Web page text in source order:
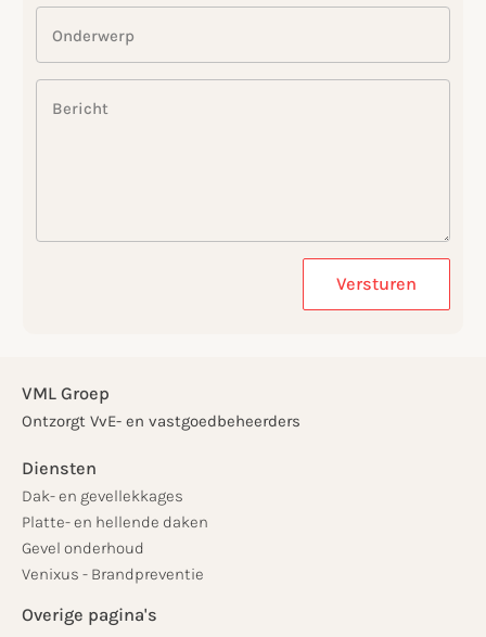
Onderwerp
Bericht
Versturen
VML Groep
Ontzorgt VvE- en vastgoedbeheerders
Diensten
Dak- en gevellekkages
Platte- en hellende daken
Gevel onderhoud
Venixus - Brandpreventie
Overige pagina's